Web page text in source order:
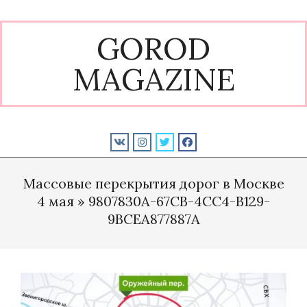
to
GOROD
MAGAZINE
NavigationМассовые перекрытия дорог в Москве
4 мая » 9807830A-67CB-4CC4-B129-
9BCEA877887A